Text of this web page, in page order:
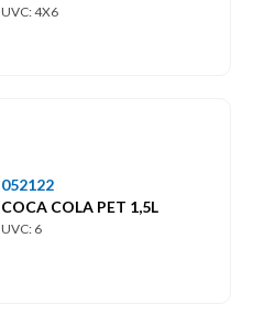
UVC: 4X6
052122
COCA COLA PET 1,5L
UVC: 6